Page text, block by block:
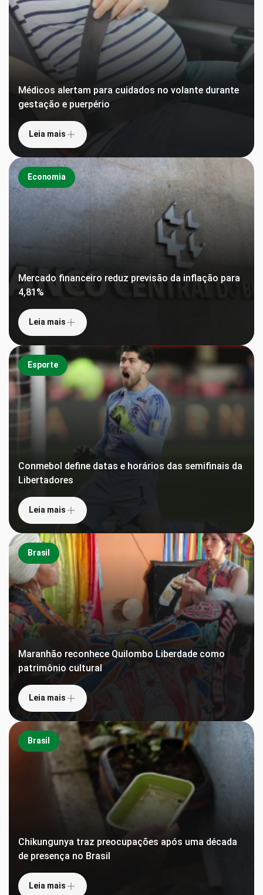
Médicos alertam para cuidados no volante durante
gestação e puerpério
Leia mais
Economia
Mercado financeiro reduz previsão da inflação para
4,81%
Leia mais
Esporte
Conmebol define datas e horários das semifinais da
Libertadores
Leia mais
Brasil
Maranhão reconhece Quilombo Liberdade como
patrimônio cultural
Leia mais
Brasil
Chikungunya traz preocupações após uma década
de presença no Brasil
Leia mais